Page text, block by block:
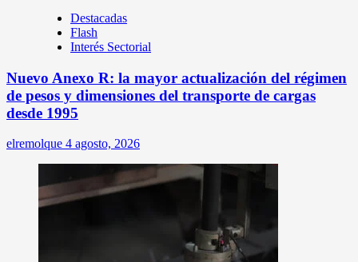
Destacadas
Flash
Interés Sectorial
Nuevo Anexo R: la mayor actualización del régimen
de pesos y dimensiones del transporte de cargas
desde 1995
elremolque 4 agosto, 2026